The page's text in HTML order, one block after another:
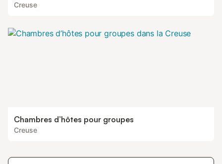
Creuse
Chambres d’hôtes pour groupes
Creuse